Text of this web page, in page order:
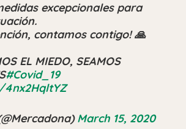
excepcionales para
contamos contigo! 🙏
EL MIEDO, SEAMOS
#Covid_19
March 15, 2020